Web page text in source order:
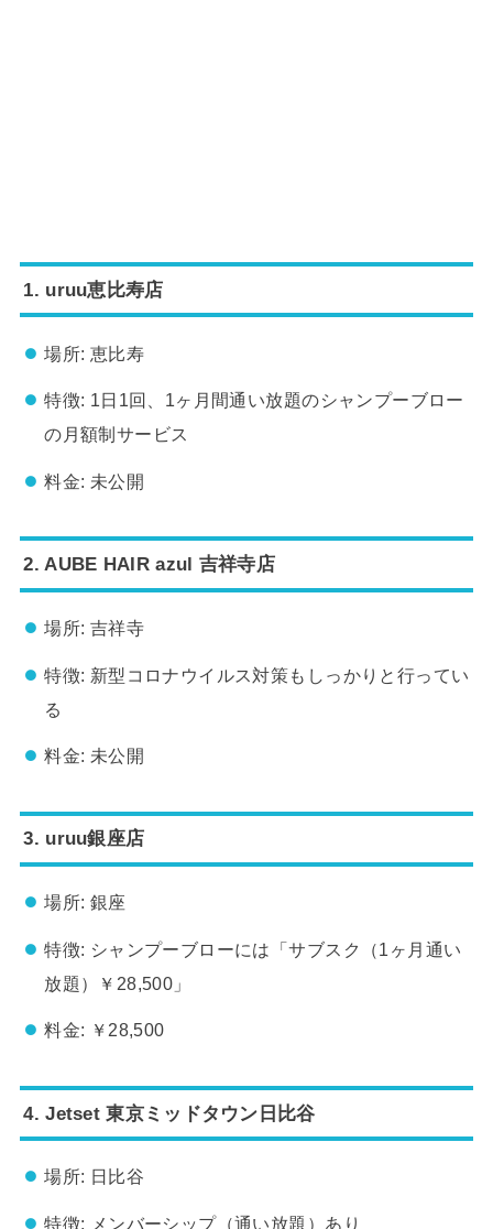
1. uruu恵比寿店
場所: 恵比寿
特徴: 1日1回、1ヶ月間通い放題のシャンプーブロー
の月額制サービス
料金: 未公開
2. AUBE HAIR azul 吉祥寺店
場所: 吉祥寺
特徴: 新型コロナウイルス対策もしっかりと行ってい
る
料金: 未公開
3. uruu銀座店
場所: 銀座
特徴: シャンプーブローには「サブスク（1ヶ月通い
放題）￥28,500」
料金: ￥28,500
4. Jetset 東京ミッドタウン日比谷
場所: 日比谷
特徴: メンバーシップ（通い放題）あり